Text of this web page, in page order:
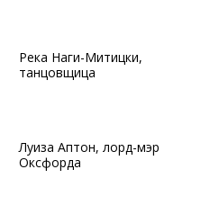
Река Наги-Митицки,
танцовщица
Луиза Аптон, лорд-мэр
Оксфорда